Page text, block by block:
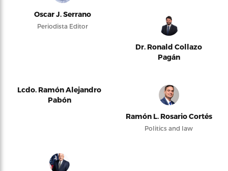
Oscar J. Serrano
Periodista Editor
Dr. Ronald Collazo
Pagán
Lcdo. Ramón Alejandro
Pabón
Ramón L. Rosario Cortés
Politics and law